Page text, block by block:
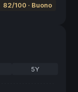
82/100 · Buono
5Y